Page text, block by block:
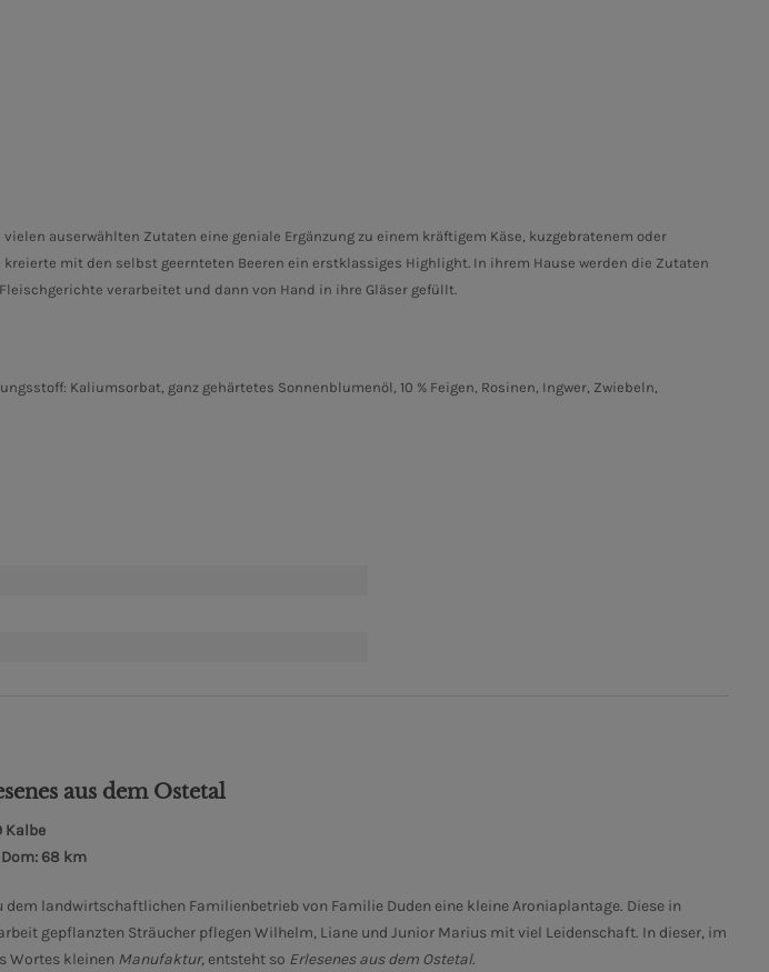
auserwählten Zutaten eine geniale Ergänzung zu einem kräftigem Käse, kuzgebratenem oder
mit den selbst geernteten Beeren ein erstklassiges Highlight. In ihrem Hause werden die Zutaten
verarbeitet und dann von Hand in ihre Gläser gefüllt.
Kaliumsorbat, ganz gehärtetes Sonnenblumenöl, 10 % Feigen, Rosinen, Ingwer, Zwiebeln,
aus dem Ostetal
Kalbe
68 km
dem landwirtschaftlichen Familienbetrieb von Familie Duden eine kleine Aroniaplantage. Diese in
gepflanzten Sträucher pflegen Wilhelm, Liane und Junior Marius mit viel Leidenschaft. In dieser, im
Wortes kleinen Manufaktur, entsteht so Erlesenes aus dem Ostetal.